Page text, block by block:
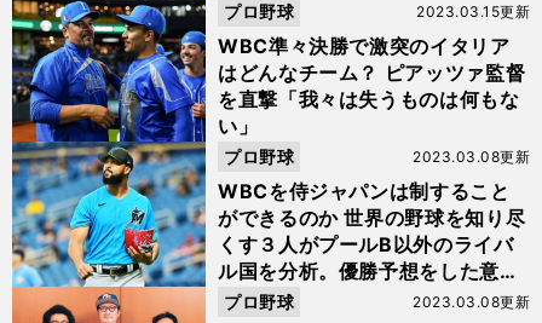
WBC準々決勝で激突のイタリア
はどんなチーム？ ピアッツァ監督
を直撃「我々は失うものは何もな
い」
2023.03.15更新
プロ野球
WBCを侍ジャパンは制すること
ができるのか 世界の野球を知り尽
くす３人がプールB以外のライバ
ル国を分析。優勝予想をした意外
な国とは...
2023.03.08更新
プロ野球
2023.03.08更新
プロ野球